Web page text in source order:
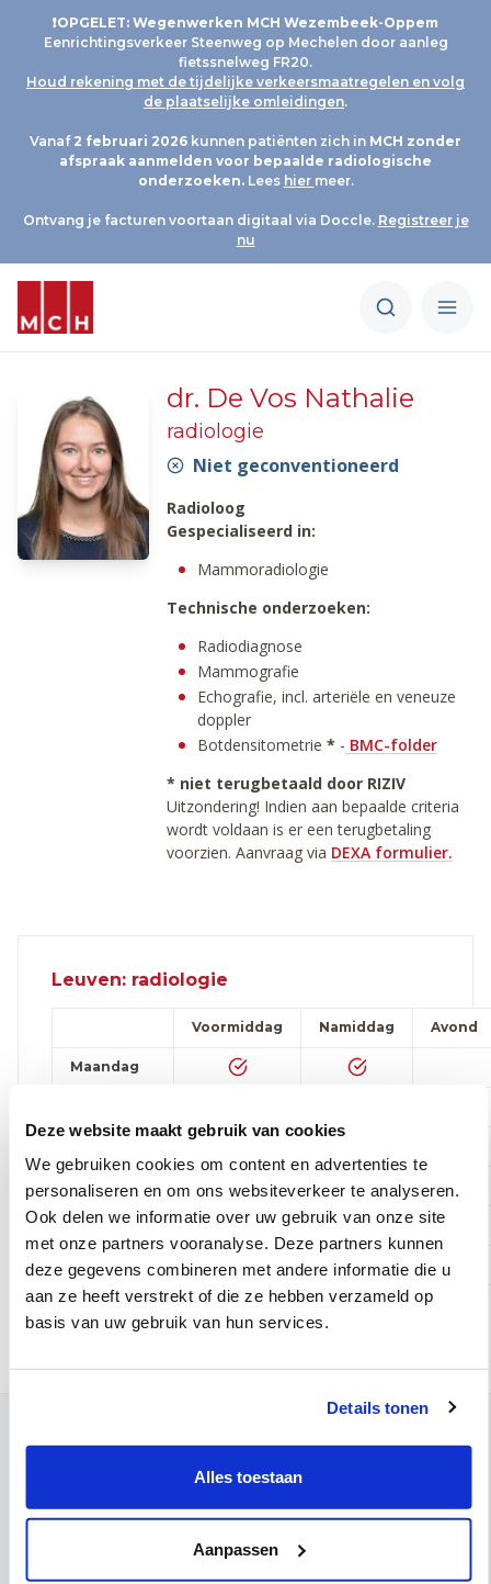
Deze website maakt gebruik van cookies
We gebruiken cookies om content en advertenties te
personaliseren en om ons websiteverkeer te analyseren.
Ook delen we informatie over uw gebruik van onze site
met onze partners vooranalyse. Deze partners kunnen
deze gegevens combineren met andere informatie die u
aan ze heeft verstrekt of die ze hebben verzameld op
basis van uw gebruik van hun services.
Details tonen
Alles toestaan
Aanpassen
❗OPGELET: Wegenwerken MCH Wezembeek-Oppem
Eenrichtingsverkeer Steenweg op Mechelen door aanleg
fietssnelweg FR20.
Houd rekening met de tijdelijke verkeersmaatregelen en volg
de plaatselijke omleidingen.
Vanaf 2 februari 2026 kunnen patiënten zich in MCH zonder
afspraak aanmelden voor bepaalde radiologische
onderzoeken.Lees hier meer.
Ontvang je facturen voortaan digitaal via Doccle. Registreer je
nu
dr. De Vos Nathalie
radiologie
Niet geconventioneerd
Radioloog
Gespecialiseerd in:
Mammoradiologie
Technische onderzoeken:
Radiodiagnose
Mammografie
Echografie, incl. arteriële en veneuze
doppler
Botdensitometrie * - BMC-folder
* niet terugbetaald door RIZIV
Uitzondering! Indien aan bepaalde criteria
wordt voldaan is er een terugbetaling
voorzien. Aanvraag via DEXA formulier.
Leuven: radiologie
Voormiddag Namiddag Avond
Maandag
Donderdag
Vrijdag
Zaterdag
Maak telefonisch een afspraak:016 31 01 00
Maria Theresiastraat 63 A
3000 Leuven